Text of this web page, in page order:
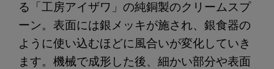
る「工房アイザワ」の純銅製のクリームスプ
ーン。表面には銀メッキが施され、銀食器の
ように使い込むほどに風合いが変化していき
ます。機械で成形した後、細かい部分や表面